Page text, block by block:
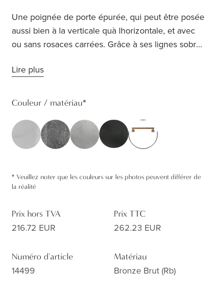
Une poignée de porte épurée, qui peut être posée
aussi bien à la verticale quà lhorizontale, et avec
ou sans rosaces carrées. Grâce à ses lignes sobres
avec tous les styles. Les rosaces de sécurité
Lire plus
Couleur / matériau*
* Veuillez noter que les couleurs sur les photos peuvent différer de
la réalité
Prix hors TVA
216.72 EUR
Prix TTC
262.23 EUR
Numéro d'article
14499
Matériau
Bronze Brut (rb)